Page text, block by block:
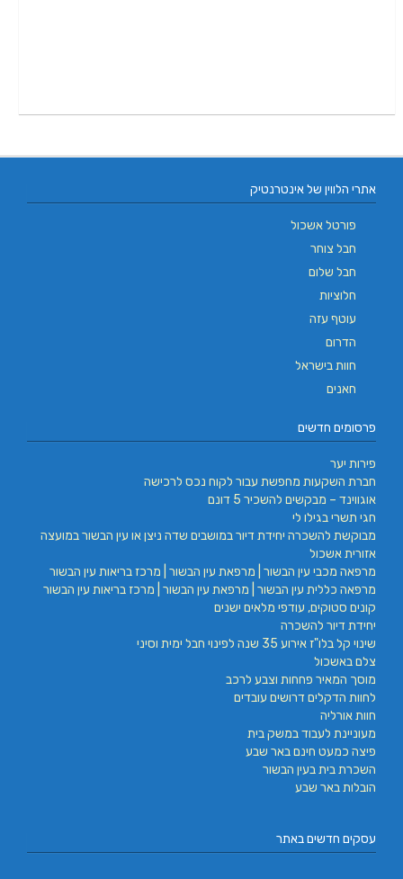
אתרי הלווין של אינטרנטיק
פורטל אשכול
חבל צוחר
חבל שלום
חלוציות
עוטף עזה
הדרום
חוות בישראל
חאנים
פרסומים חדשים
פירות יער
חברת השקעות מחפשת עבור לקוח נכס לרכישה
אוגווינד – מבקשים להשכיר 5 דונם
חגי תשרי בגילו לי
מבוקשת להשכרה יחידת דיור במושבים שדה ניצן או עין הבשור במועצה
אזורית אשכול
מרפאה מכבי עין הבשור | מרפאת עין הבשור | מרכז בריאות עין הבשור
מרפאה כללית עין הבשור | מרפאת עין הבשור | מרכז בריאות עין הבשור
קונים סטוקים, עודפי מלאים ישנים
יחידת דיור להשכרה
שינוי קל בלו"ז אירוע 35 שנה לפינוי חבל ימית וסיני
צלם באשכול
מוסך המאיר פחחות וצבע לרכב
לחוות הדקלים דרושים עובדים
חוות אורליה
מעוניינת לעבוד במשק בית
פיצה כמעט חינם באר שבע
השכרת בית בעין הבשור
הובלות באר שבע
עסקים חדשים באתר